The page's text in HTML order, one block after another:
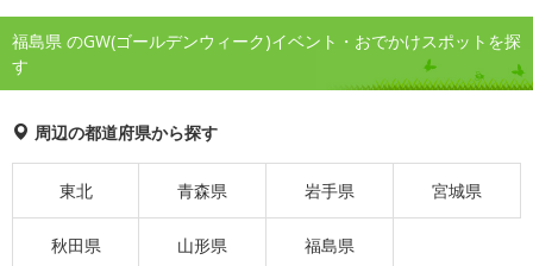
福島県 のGW(ゴールデンウィーク)イベント・おでかけスポットを探
す
周辺の都道府県から探す
東北 青森県 岩手県 宮城県
秋田県 山形県 福島県